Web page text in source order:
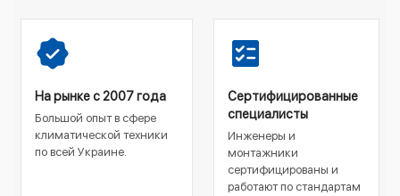
На рынке с 2007 года
Большой опыт в сфере
климатической техники
по всей Украине.
Сертифицированные
специалисты
Инженеры и
монтажники
сертифицированы и
работают по стандартам